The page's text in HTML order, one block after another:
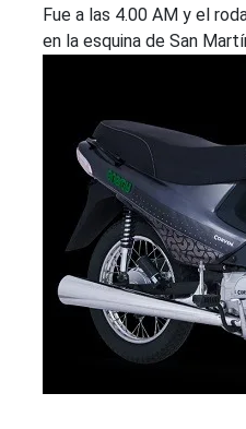
Fue a las 4.00 AM y el
en la esquina de San